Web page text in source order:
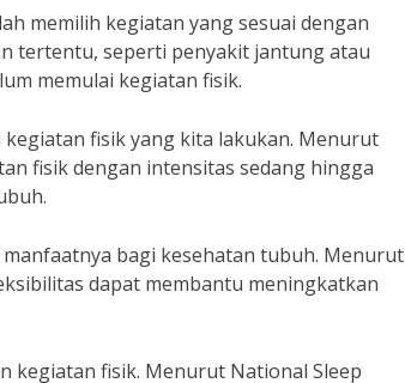
memilih kegiatan yang sesuai dengan
tertentu, seperti penyakit jantung atau
memulai kegiatan fisik.
fisik yang kita lakukan. Menurut
fisik dengan intensitas sedang hingga
bagi kesehatan tubuh. Menurut
dapat membantu meningkatkan
kegiatan fisik. Menurut National Sleep